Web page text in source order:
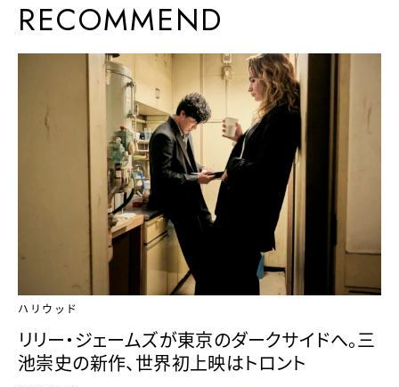
RECOMMEND
ハリウッド
リリー・ジェームズが東京のダークサイドへ。三
池崇史の新作、世界初上映はトロント